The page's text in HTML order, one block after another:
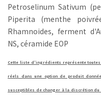
Petroselinum Sativum
Piperita (menthe
Rhamnoides, ferment
NS, céramide EOP
Cette liste d'ingrédients représente
réels dans une option de produit
susceptibles de changer à la discrétion